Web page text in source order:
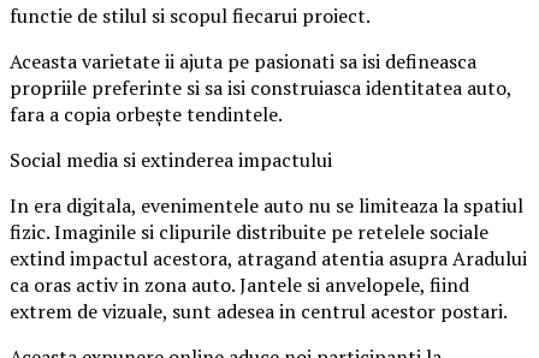
functie de stilul si scopul fiecarui proiect.
Aceasta varietate ii ajuta pe pasionati sa isi defineasca
propriile preferinte si sa isi construiasca identitatea auto,
fara a copia orbește tendintele.
Social media si extinderea impactului
In era digitala, evenimentele auto nu se limiteaza la spatiul
fizic. Imaginile si clipurile distribuite pe retelele sociale
extind impactul acestora, atragand atentia asupra Aradului
ca oras activ in zona auto. Jantele si anvelopele, fiind
extrem de vizuale, sunt adesea in centrul acestor postari.